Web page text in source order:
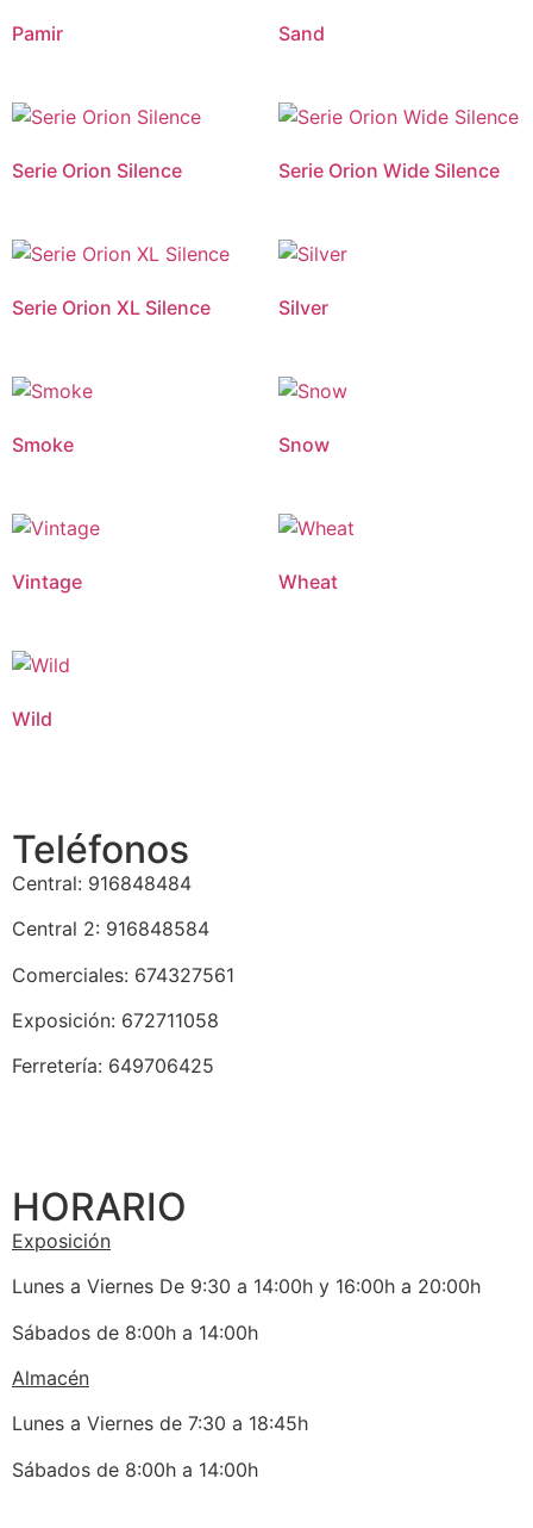
Pamir Sand
Serie Orion Silence Serie Orion Wide Silence
Serie Orion XL Silence Silver
Smoke Snow
Vintage Wheat
Wild
Teléfonos
Central: 916848484
Central 2: 916848584
Comerciales: 674327561
Exposición: 672711058
Ferretería: 649706425
HORARIO
Exposición
Lunes a Viernes De 9:30 a 14:00h y 16:00h a 20:00h
Sábados de 8:00h a 14:00h
Almacén
Lunes a Viernes de 7:30 a 18:45h
Sábados de 8:00h a 14:00h